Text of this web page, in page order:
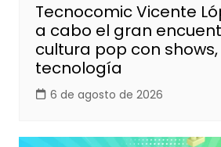
Tecnocomic Vicente
a cabo el gran
cultura pop con
tecnología
6 de agosto de 2026